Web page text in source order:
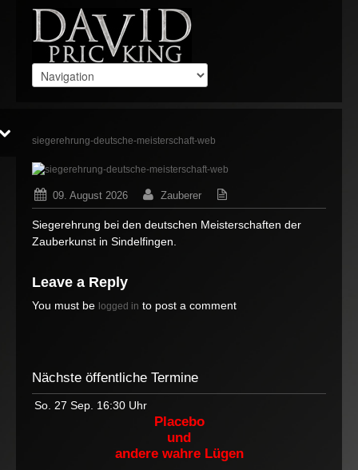
siegerehrung-deutsche-meisterschaft-web
09. August 2026 Zauberer
Keine Gedanken
Siegerehrung bei den deutschen Meisterschaften der
Zauberkunst in Sindelfingen.
Leave a Reply
You must be logged in to post a comment
Nächste öffentliche Termine
So. 27 Sep. 16:30 Uhr
Placebo
und
andere wahre Lügen